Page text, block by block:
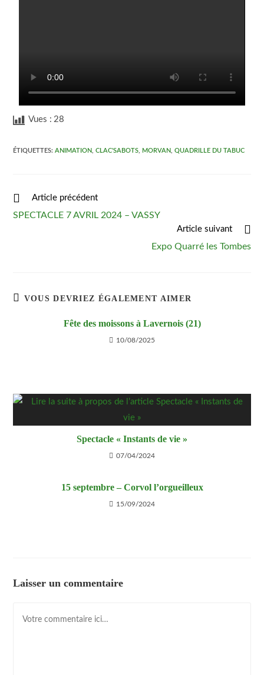
Vues : 28
ÉTIQUETTES:ANIMATION CLAC'SABOTS MORVAN QUADRILLE DU TABUC
Article précédent
SPECTACLE 7 AVRIL 2024 – VASSY
Article suivant
Expo Quarré les Tombes
VOUS DEVRIEZ ÉGALEMENT AIMER
Fête des moissons à Lavernois (21)
10/08/2025
Spectacle « Instants de vie »
07/04/2024
15 septembre – Corvol l’orgueilleux
15/09/2024
Laisser un commentaire